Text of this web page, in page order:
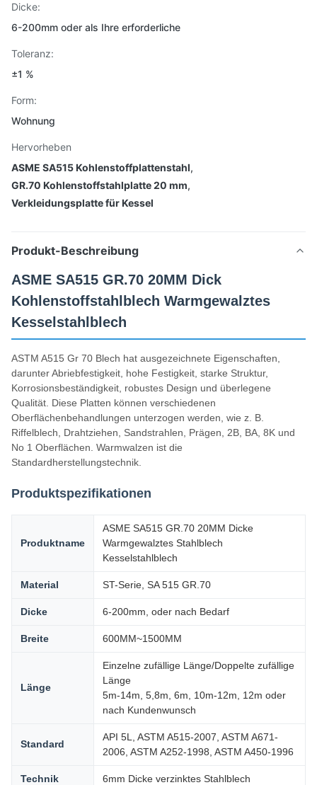
Dicke:
6-200mm oder als Ihre erforderliche
Toleranz:
±1 %
Form:
Wohnung
Hervorheben
ASME SA515 Kohlenstoffplattenstahl,
GR.70 Kohlenstoffstahlplatte 20 mm,
Verkleidungsplatte für Kessel
Produkt-Beschreibung
ASME SA515 GR.70 20MM Dick
Kohlenstoffstahlblech Warmgewalztes
Kesselstahlblech
ASTM A515 Gr 70 Blech hat ausgezeichnete Eigenschaften,
darunter Abriebfestigkeit, hohe Festigkeit, starke Struktur,
Korrosionsbeständigkeit, robustes Design und überlegene
Qualität. Diese Platten können verschiedenen
Oberflächenbehandlungen unterzogen werden, wie z. B.
Riffelblech, Drahtziehen, Sandstrahlen, Prägen, 2B, BA, 8K und
No 1 Oberflächen. Warmwalzen ist die
Standardherstellungstechnik.
Produktspezifikationen
Produktname
ASME SA515 GR.70 20MM Dicke
Warmgewalztes Stahlblech
Kesselstahlblech
Material ST-Serie, SA 515 GR.70
Dicke 6-200mm, oder nach Bedarf
Breite 600MM~1500MM
Länge
Einzelne zufällige Länge/Doppelte zufällige
Länge
5m-14m, 5,8m, 6m, 10m-12m, 12m oder
nach Kundenwunsch
Standard
API 5L, ASTM A515-2007, ASTM A671-
2006, ASTM A252-1998, ASTM A450-1996
Technik 6mm Dicke verzinktes Stahlblech